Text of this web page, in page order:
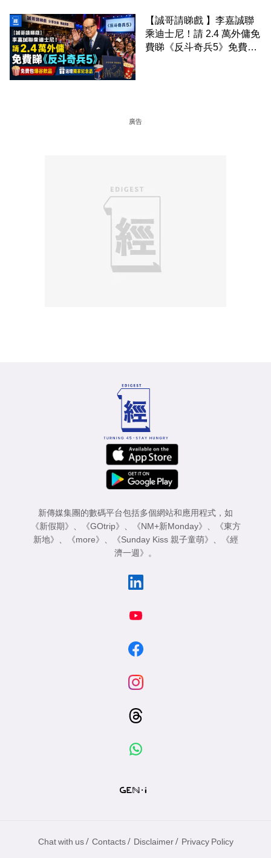
【誠哥請睇戲 】李嘉誠聯
乘迪士尼！請 2.4 萬外傭免
費睇《反斗奇兵5》免費包
廣告
新傳媒集團的數碼平台包括多個網站和應用程式，如
《新假期》
《GOtrip》 《NM+新Monday》
《東方
新地》
《more》 《Sunday Kiss 親子童萌》
《經
濟一週》
。
Chat with us / Contacts / Disclaimer / Privacy Policy